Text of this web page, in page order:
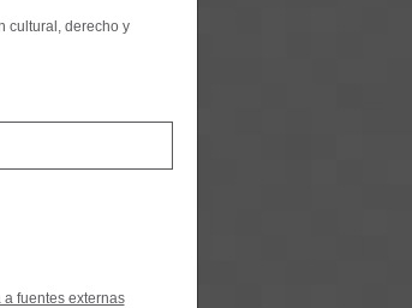
a fuentes externas
cultural, derecho y